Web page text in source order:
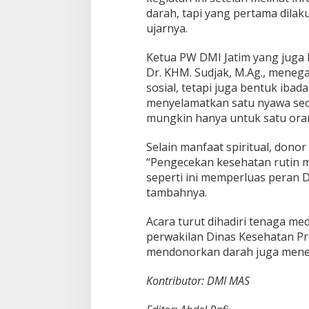
e
s
a
t
n
G
r
t
i
s
D
J
t
i
darah, tapi yang pertama
ujarnya.
Ketua PW DMI Jatim yang
Dr. KHM. Sudjak, M.Ag.,
sosial, tetapi juga bentuk
menyelamatkan satu nyawa
mungkin hanya untuk satu
Selain manfaat spiritual,
“Pengecekan kesehatan rutin
seperti ini memperluas peran
tambahnya.
Acara turut dihadiri tenaga
perwakilan Dinas Kesehatan
mendonorkan darah juga
Kontributor: DMI MAS